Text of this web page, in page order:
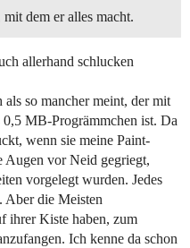
dem er alles macht.
allerhand schlucken
so mancher meint, der mit
0,5 MB-Progrämmchen ist. Da
wenn sie meine Paint-
Augen vor Neid gegriegt,
vorgelegt wurden. Jedes
Aber die Meisten
ihrer Kiste haben, zum
Ich kenne da schon